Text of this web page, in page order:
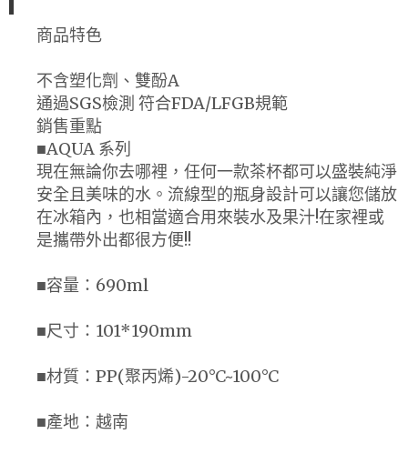
商品特色
不含塑化劑、雙酚A
通過SGS檢測 符合FDA/LFGB規範
銷售重點
■AQUA 系列
現在無論你去哪裡，任何一款茶杯都可以盛裝純淨
安全且美味的水。流線型的瓶身設計可以讓您儲放
在冰箱內，也相當適合用來裝水及果汁!在家裡或
是攜帶外出都很方便!!
■容量：690ml
■尺寸：101*190mm
■材質：PP(聚丙烯)-20°C~100°C
■產地：越南